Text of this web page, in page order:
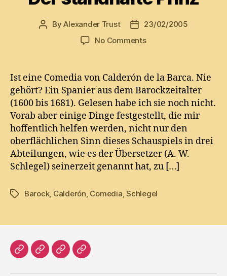
PostByAlexander Trust
Post23/02/2005
No Commentson
Prinz
Ist eine Comedia von Calderón de la Barca. Nie
gehört? Ein Spanier aus dem Barockzeitalter
(1600 bis 1681). Gelesen habe ich sie noch nicht.
Vorab aber einige Dinge festgestellt, die mir
hoffentlich helfen werden, nicht nur den
oberflächlichen Sinn dieses Schauspiels in drei
Abteilungen, wie es der Übersetzer (A. W.
Schlegel) seinerzeit genannt hat, zu […]
TagsBarock, Calderón Comedia ,Schlegel
HomeLiteratur
ProsaImpressum